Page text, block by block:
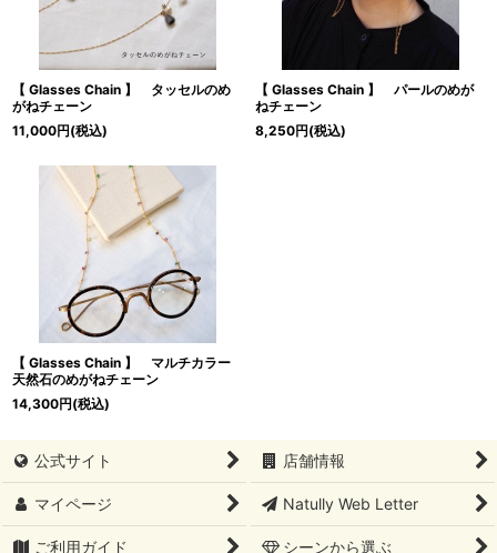
【 Glasses Chain 】 タッセルのめ
がねチェーン
11,000円(税込)
【 Glasses Chain 】 パールのめが
ねチェーン
8,250円(税込)
【 Glasses Chain 】 マルチカラー
天然石のめがねチェーン
14,300円(税込)
公式サイト 店舗情報
マイページ Natully Web Letter
ご利用ガイド シーンから選ぶ